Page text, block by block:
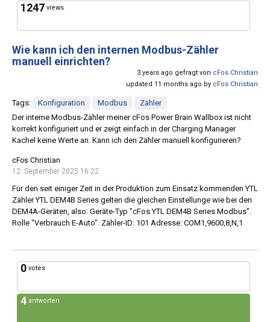
1247 views
Wie kann ich den internen Modbus-Zähler
manuell einrichten?
3 years ago gefragt von cFos Christian
updated 11 months ago by cFos Christian
Tags: Konfiguration Modbus
Zähler
Der interne Modbus-Zähler meiner cFos Power Brain Wallbox ist nicht
korrekt konfiguriert und er zeigt einfach in der Charging Manager
Kachel keine Werte an. Kann ich den Zähler manuell konfigurieren?
cFos Christian
12. September 2025 16:22
Für den seit einiger Zeit in der Produktion zum Einsatz kommenden YTL
Zähler YTL DEM4B Series gelten die gleichen Einstellunge wie bei den
DEM4A-Geräten, also: Geräte-Typ "cFos YTL DEM4B Series Modbus".
Rolle "Verbrauch E-Auto". Zähler-ID: 101 Adresse: COM1,9600,8,N,1
0 votes
4 antworten